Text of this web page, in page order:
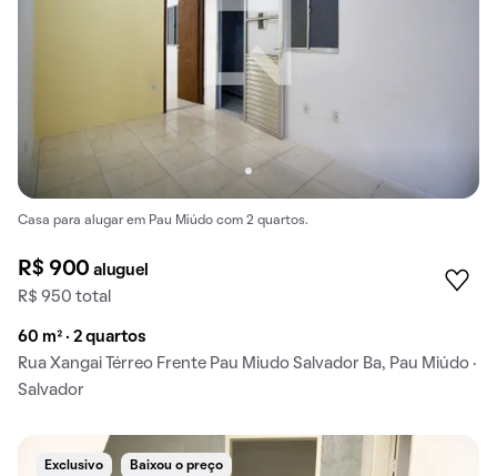
Casa para alugar em Pau Miúdo com 2 quartos.
R$ 900aluguel
R$ 950 total
60 m² · 2 quartos
Rua Xangai Térreo Frente Pau Miudo Salvador Ba, Pau Miúdo ·
Salvador
Exclusivo Baixou o preço